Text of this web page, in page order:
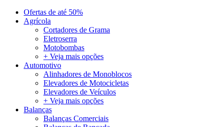
Ofertas de até 50%
Agrícola
Cortadores de Grama
Eletroserra
Motobombas
+ Veja mais opções
Automotivo
Alinhadores de Monoblocos
Elevadores de Motocicletas
Elevadores de Veículos
+ Veja mais opções
Balanças
Balanças Comerciais